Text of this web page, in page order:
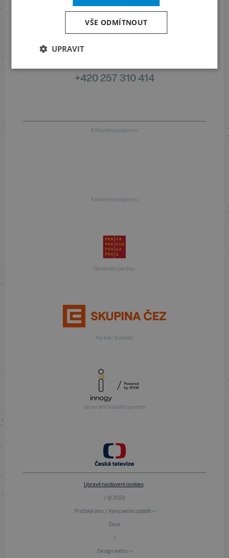
+420 461 049 232
Informace o programu
+420 257 310 414
S finanční podporou
S finanční podporou
Generální partner
Partner festivalu
Generální mediální partner
Upravit nastavení cookies
/ © 2026
Pražské jaro / Vývoj webu zajistili —
Devx
/
Design webu —
VŠE ODMÍTNOUT
UPRAVIT